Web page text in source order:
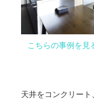
こちらの事例を見
天井をコンクリー